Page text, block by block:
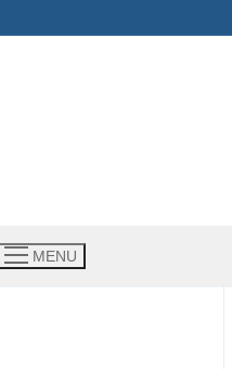
MENU